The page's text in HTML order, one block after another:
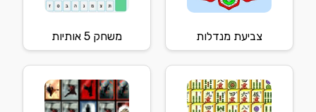
צביעת מנדלות משחק 5 אותיות